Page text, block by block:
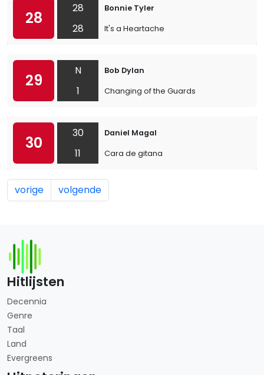
28
28
28
Bonnie Tyler
It's a Heartache
29
N
1
Bob Dylan
Changing of the Guards
30
30
11
Daniel Magal
Cara de gitana
vorige volgende
Hitlijsten
Decennia
Genre
Taal
Land
Evergreens